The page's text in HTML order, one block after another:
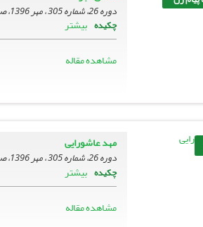
دوره 26، شماره 305 ، مهر 1396، صفحه
چکیده بیشتر
مشاهده مقاله
مهد عاشورایی
دوره 26، شماره 305 ، مهر 1396، صفحه
چکیده بیشتر
مشاهده مقاله